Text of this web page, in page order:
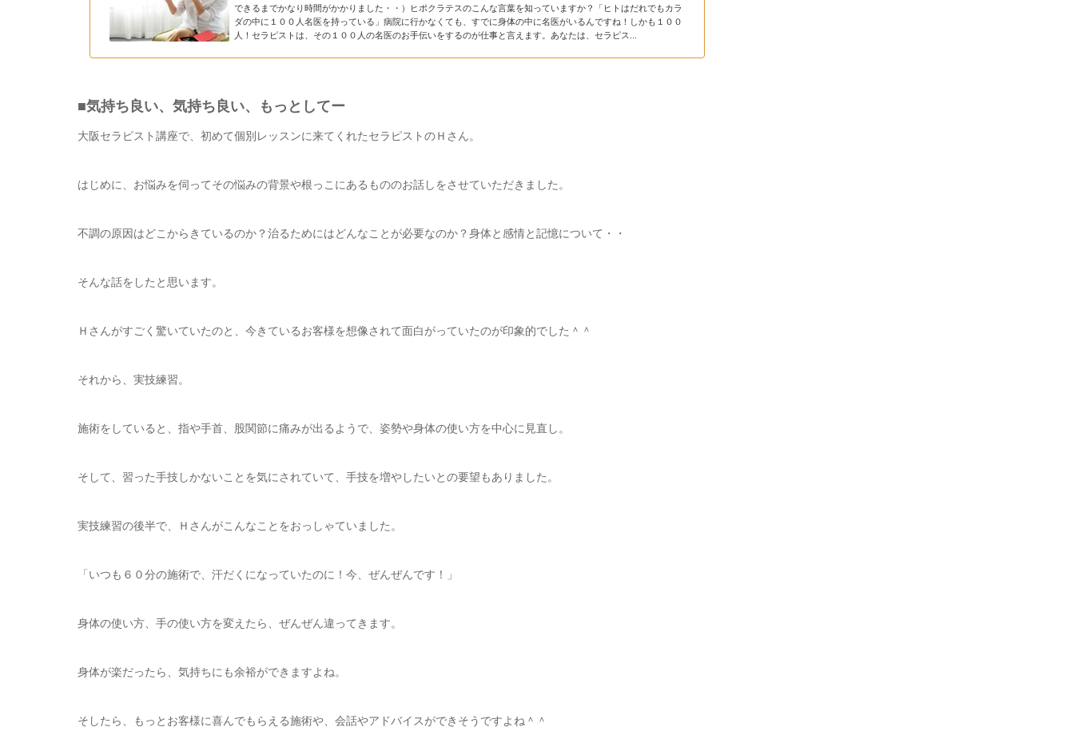
できるまでかなり時間がかかりました・・）ヒポクラテスのこんな言葉を知っていますか？「ヒトはだれでもカラ
ダの中に１００人名医を持っている」病院に行かなくても、すでに身体の中に名医がいるんですね！しかも１００
人！セラピストは、その１００人の名医のお手伝いをするのが仕事と言えます。あなたは、セラピス...
■気持ち良い、気持ち良い、もっとしてー
大阪セラピスト講座で、初めて個別レッスンに来てくれたセラピストのＨさん。
はじめに、お悩みを伺ってその悩みの背景や根っこにあるもののお話しをさせていただきました。
不調の原因はどこからきているのか？治るためにはどんなことが必要なのか？身体と感情と記憶について・・
そんな話をしたと思います。
Ｈさんがすごく驚いていたのと、今きているお客様を想像されて面白がっていたのが印象的でした＾＾
それから、実技練習。
施術をしていると、指や手首、股関節に痛みが出るようで、姿勢や身体の使い方を中心に見直し。
そして、習った手技しかないことを気にされていて、手技を増やしたいとの要望もありました。
実技練習の後半で、Ｈさんがこんなことをおっしゃていました。
「いつも６０分の施術で、汗だくになっていたのに！今、ぜんぜんです！」
身体の使い方、手の使い方を変えたら、ぜんぜん違ってきます。
身体が楽だったら、気持ちにも余裕ができますよね。
そしたら、もっとお客様に喜んでもらえる施術や、会話やアドバイスができそうですよね＾＾